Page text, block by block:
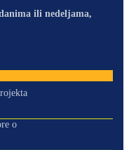
ili nedeljama,
o